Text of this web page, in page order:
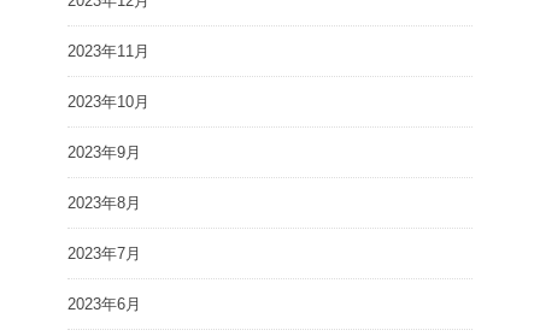
2023年11月
2023年10月
2023年9月
2023年8月
2023年7月
2023年6月